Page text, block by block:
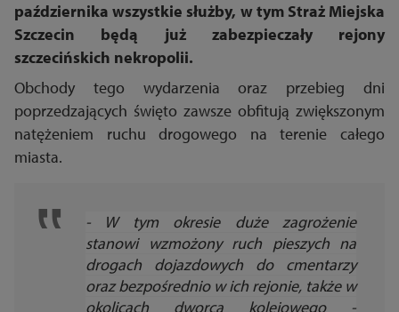
października wszystkie służby, w tym Straż Miejska
Szczecin będą już zabezpieczały rejony
szczecińskich nekropolii.
Obchody tego wydarzenia oraz przebieg dni
poprzedzających święto zawsze obfitują zwiększonym
natężeniem ruchu drogowego na terenie całego
miasta.
- W tym okresie duże zagrożenie
stanowi wzmożony ruch pieszych na
drogach dojazdowych do cmentarzy
oraz bezpośrednio w ich rejonie, także w
okolicach dworca kolejowego -